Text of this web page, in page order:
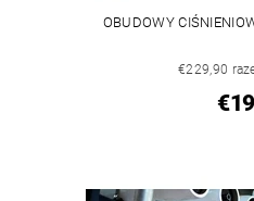
OBUDOWY
€229,90